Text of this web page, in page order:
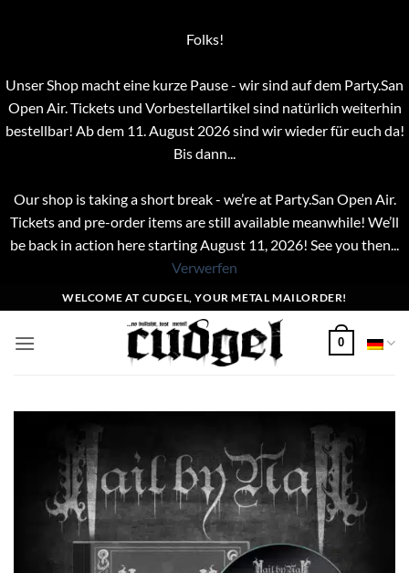
Folks!
Unser Shop macht eine kurze Pause - wir sind auf dem Party.San
Open Air. Tickets und Vorbestellartikel sind natürlich weiterhin
bestellbar! Ab dem 11. August 2026 sind wir wieder für euch da!
Bis dann...
Our shop is taking a short break - we’re at Party.San Open Air.
Tickets and pre-order items are still available meanwhile! We’ll
be back in action here starting August 11, 2026! See you then...
Verwerfen
Inhalt
springen
WELCOME AT CUDGEL, YOUR METAL MAILORDER!
0